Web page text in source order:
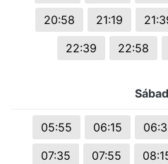
20:58
21:19
22:39
22:58
05:55 06:15
07:35
07:55